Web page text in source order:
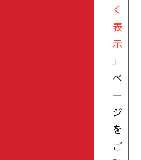
く
表
示
」
ペ
ー
ジ
を
ご